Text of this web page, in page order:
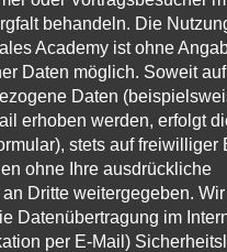
behandeln. Die
Academy ist ohne
Daten möglich. Soweit
Daten
erhoben werden, erfolgt
stets auf freiwilliger
ohne Ihre ausdrückliche
Dritte weitergegeben.
Datenübertragung im
per E-Mail)